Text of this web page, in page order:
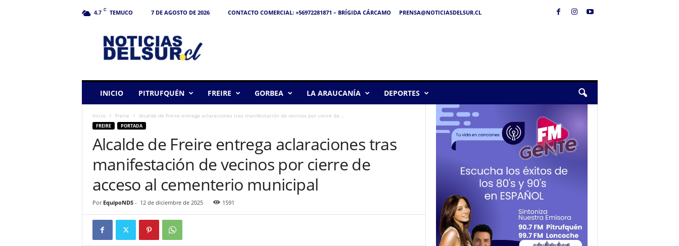
4.7 C TEMUCO 7 DE AGOSTO DE 2026 CONTACTO COMERCIAL: +56972281871 – BRÍGIDA CÁRCAMO
PRENSA@NOTICIASDELSUR.CL
INICIO PITRUFQUÉN FREIRE GORBEA LA ARAUCANÍA DEPORTES
Inicio Freire Alcalde de Freire entrega aclaraciones tras manifestación de vecinos por cierre de...
FREIRE PORTADA
Alcalde de Freire entrega aclaraciones tras
manifestación de vecinos por cierre de
acceso al cementerio municipal
Por EquipoNDS- 12 de diciembre de 2025 1591